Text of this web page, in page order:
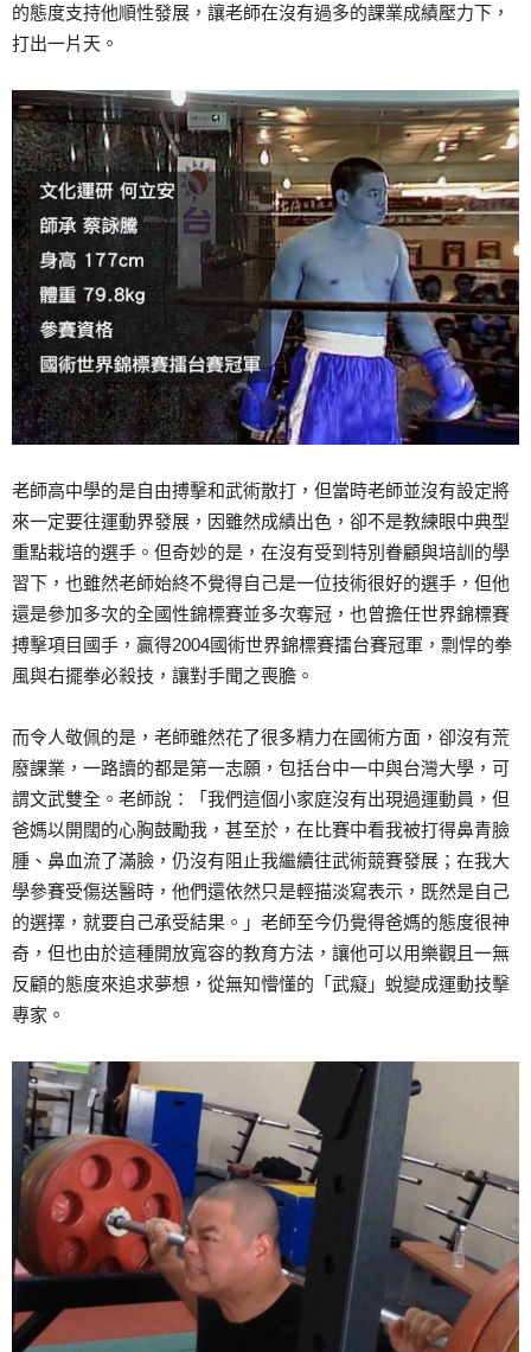
的態度支持他順性發展，讓老師在沒有過多的課業成績壓力下，
打出一片天。
老師高中學的是自由搏擊和武術散打，但當時老師並沒有設定將
來一定要往運動界發展，因雖然成績出色，卻不是教練眼中典型
重點栽培的選手。但奇妙的是，在沒有受到特別眷顧與培訓的學
習下，也雖然老師始終不覺得自己是一位技術很好的選手，但他
還是參加多次的全國性錦標賽並多次奪冠，也曾擔任世界錦標賽
搏擊項目國手，贏得2004國術世界錦標賽擂台賽冠軍，剽悍的拳
風與右擺拳必殺技，讓對手聞之喪膽。
而令人敬佩的是，老師雖然花了很多精力在國術方面，卻沒有荒
廢課業，一路讀的都是第一志願，包括台中一中與台灣大學，可
謂文武雙全。老師說：「我們這個小家庭沒有出現過運動員，但
爸媽以開闊的心胸鼓勵我，甚至於，在比賽中看我被打得鼻青臉
腫、鼻血流了滿臉，仍沒有阻止我繼續往武術競賽發展；在我大
學參賽受傷送醫時，他們還依然只是輕描淡寫表示，既然是自己
的選擇，就要自己承受結果。」老師至今仍覺得爸媽的態度很神
奇，但也由於這種開放寬容的教育方法，讓他可以用樂觀且一無
反顧的態度來追求夢想，從無知懵懂的「武癡」蛻變成運動技擊
專家。